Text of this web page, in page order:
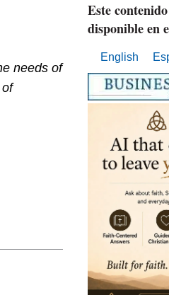
needs of
Este
disponible en
English